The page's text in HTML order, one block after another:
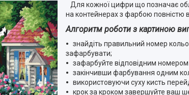
Для кожної цифри що позначає
на контейнерах з фарбою повністю
Алгоритм роботи з картиною
знайдіть правильний номер
зафарбувати;
зафарбуйте відповідним
закінчивши фарбування одним
використовуючи суху кисть
крок за кроком завершуйте ваш